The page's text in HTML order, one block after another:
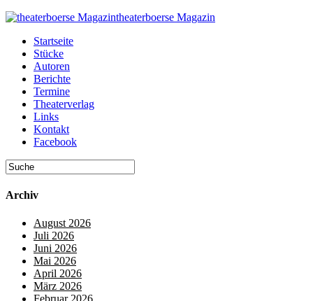
theaterboerse Magazin
Startseite
Stücke
Autoren
Berichte
Termine
Theaterverlag
Links
Kontakt
Facebook
Archiv
August 2026
Juli 2026
Juni 2026
Mai 2026
April 2026
März 2026
Februar 2026